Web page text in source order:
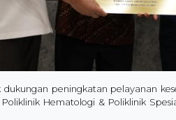
peningkatan pelayanan
Hematologi & Poliklinik